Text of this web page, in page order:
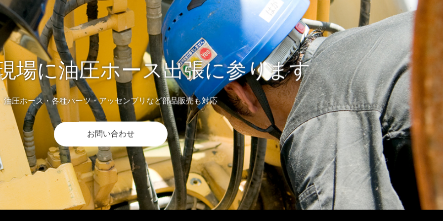
場に油圧ホース出張に参ります
油圧ホース・各種パーツ・アッセンブリなど部品販売も対応
お問い合わせ